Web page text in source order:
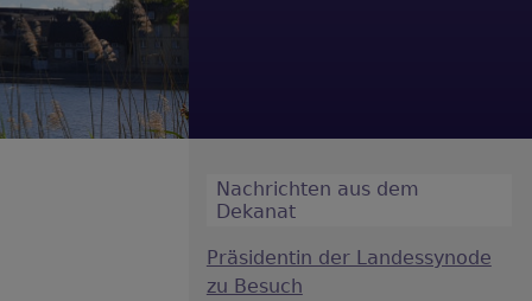
Nachrichten aus dem
Dekanat
Präsidentin der Landessynode
zu Besuch